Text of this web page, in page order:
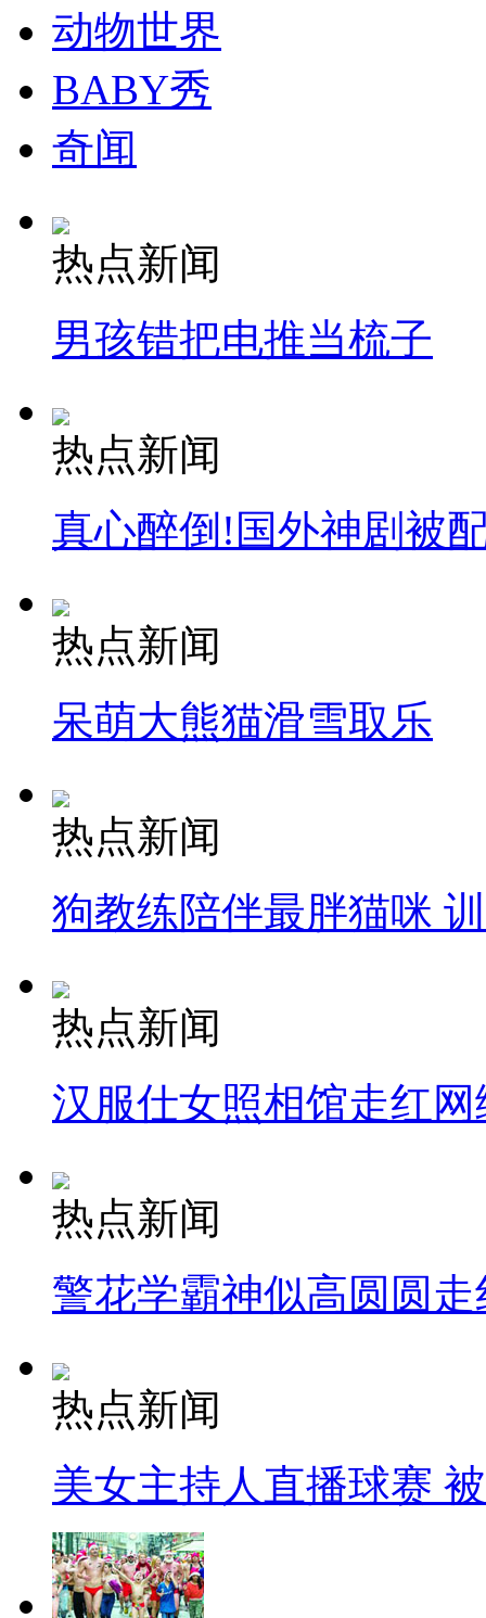
动物世界
BABY秀
奇闻
热点新闻
男孩错把电推当梳子
热点新闻
真心醉倒!国外神剧被
热点新闻
呆萌大熊猫滑雪取乐
热点新闻
狗教练陪伴最胖猫咪
热点新闻
汉服仕女照相馆走红网
热点新闻
警花学霸神似高圆圆走
热点新闻
美女主持人直播球赛